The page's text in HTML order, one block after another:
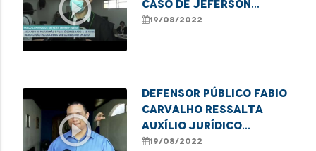
play_circle_outline
caso de Jeferson
Serpa, condenado a 56
19/08/2022
play_circle_outline
Defensor Público Fabio
Carvalho ressalta
auxílio jurídico
oferecido pela DPE
19/08/2022